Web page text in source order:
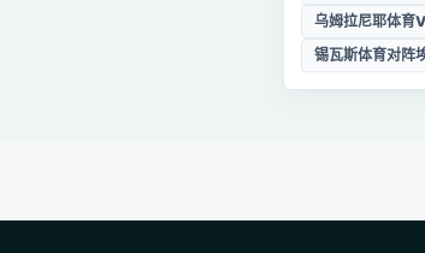
乌姆拉尼耶体育
锡瓦斯体育对阵